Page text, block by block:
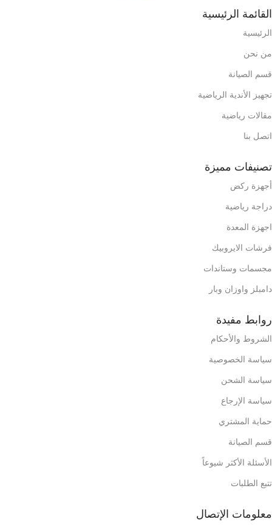
القائمة الرئيسية
الرئيسية
من نحن
قسم الصيانة
تجهيز الأندية الرياضية
مقالات رياضية
اتصل بنا
تصنيفات مميزة
أجهزة ركض
دراجة رياضية
اجهزة المعدة
فرشات الايروبيك
مجسمات وستاندات
دامبلز واوزان وبار
روابط مفيدة
الشروط والأحكام
سياسة الخصوصية
سياسة الشحن
سياسة الإرجاع
حماية المشتري
قسم الصيانة
الأسئلة الأكثر شيوعاً
تتبع الطلبات
معلومات الإتصال